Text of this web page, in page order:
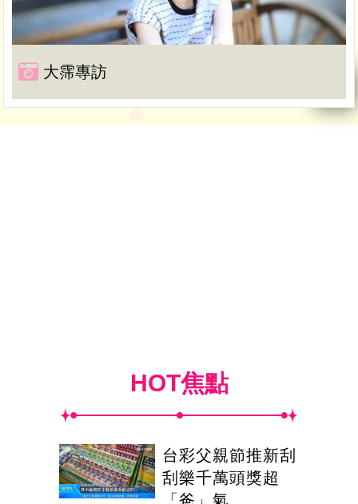
大霈專訪
HOT焦點
台彩父親節推新刮
刮樂千萬頭獎超
「爸」氣